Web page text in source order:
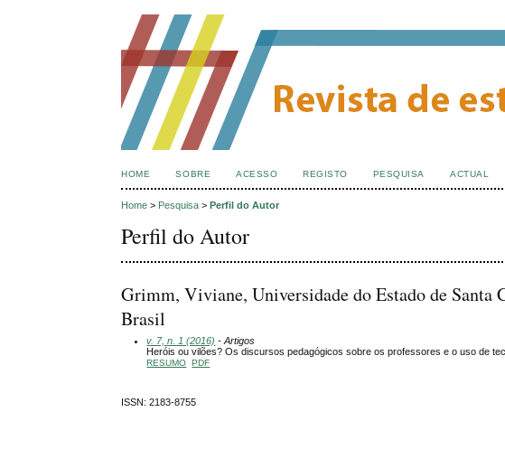
HOME SOBRE ACESSO REGISTO PESQUISA ACTUAL
Home > Pesquisa >Perfil do Autor
Perfil do Autor
Grimm, Viviane, Universidade do Estado de Santa
Brasil
v. 7, n. 1 (2016) - Artigos
Heróis ou vilões? Os discursos pedagógicos sobre os professores e o uso de
RESUMO PDF
ISSN: 2183-8755